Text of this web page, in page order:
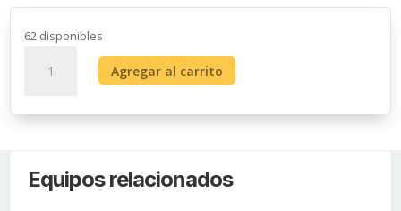
62 disponibles
comercial
2
70V
Agregar al carrito
Equipos relacionados